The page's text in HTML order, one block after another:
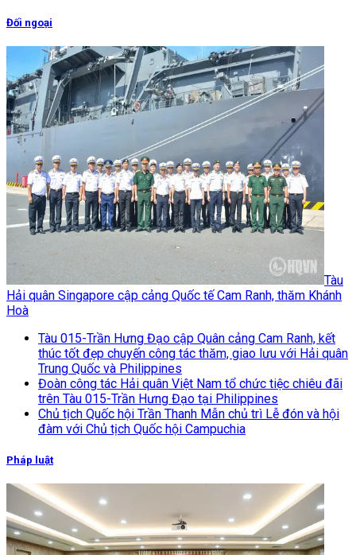
Đối ngoại
Tàu
Hải quân Singapore cập cảng Quốc tế Cam Ranh, thăm Khánh
Hoà
Tàu 015-Trần Hưng Đạo cập Quân cảng Cam Ranh, kết
thúc tốt đẹp chuyến công tác thăm, giao lưu với Hải quân
Trung Quốc và Philippines
Đoàn công tác Hải quân Việt Nam tổ chức tiệc chiêu đãi
trên Tàu 015-Trần Hưng Đạo tại Philippines
Chủ tịch Quốc hội Trần Thanh Mẫn chủ trì Lễ đón và hội
đàm với Chủ tịch Quốc hội Campuchia
Pháp luật